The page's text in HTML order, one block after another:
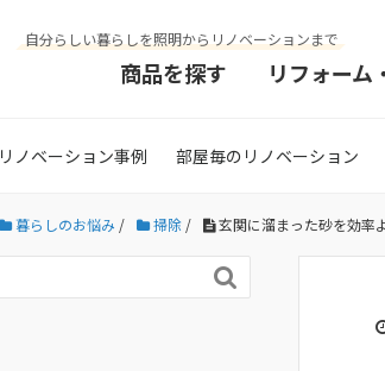
自分らしい暮らしを照明からリノベーションまで
商品を探す リフォーム
リノベーション事例 部屋毎のリノベーション
暮らしのお悩み / 掃除 / 玄関に溜まった砂を効率
